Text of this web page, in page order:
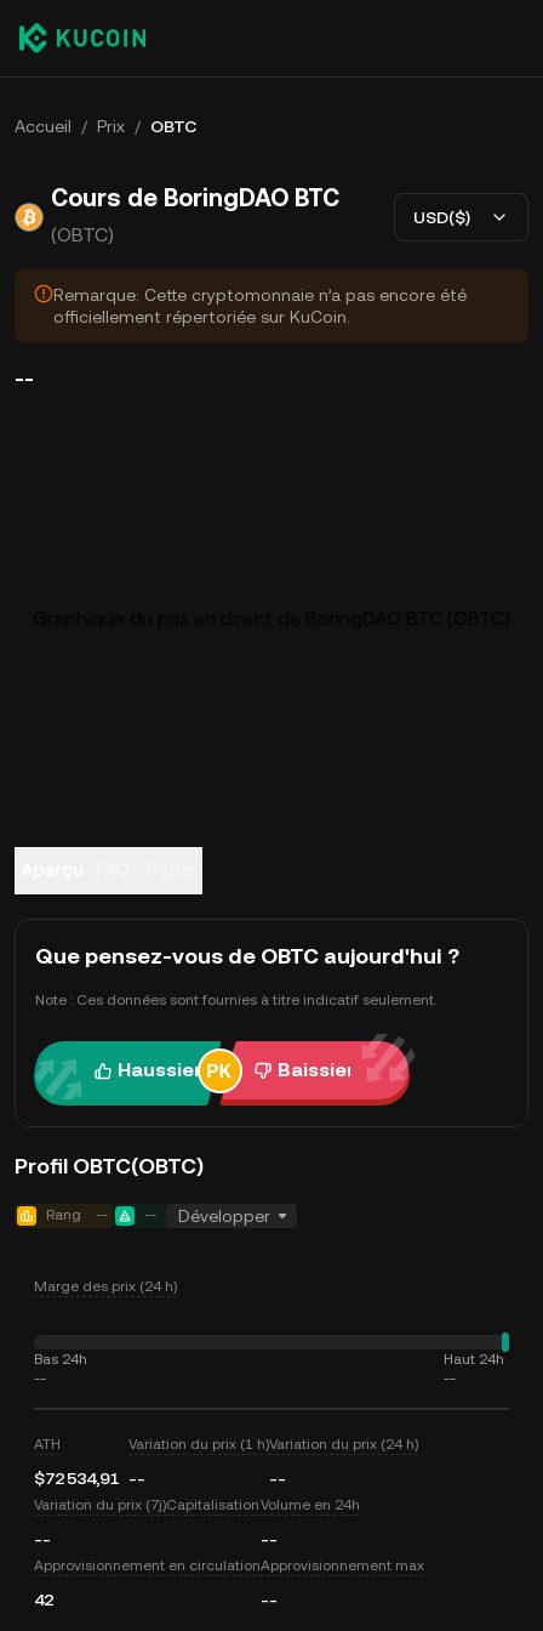
Accueil / Prix / OBTC
Cours de BoringDAO BTC
(OBTC)
USD($)
Remarque: Cette cryptomonnaie n’a pas encore été
officiellement répertoriée sur KuCoin.
--
Que pensez-vous de OBTC aujourd'hui ?
Note : Ces données sont fournies à titre indicatif seulement.
Haussier Baissier
Profil OBTC(OBTC)
Rang -- -- Développer
Marge des prix (24 h)
Bas 24h
--
Haut 24h
--
ATH
$72 534,91
Variation du prix (1 h)
--
Variation du prix (24 h)
--
Variation du prix (7j)
--
CapitalisationVolume en 24h
--
Approvisionnement en circulation
42
Approvisionnement max
--